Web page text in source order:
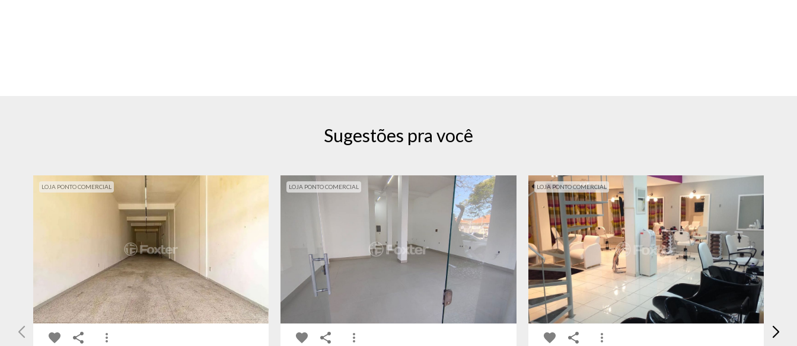
Sugestões pra você
LOJA PONTO COMERCIAL LOJA PONTO COMERCIAL LOJA PONTO COMERCIAL